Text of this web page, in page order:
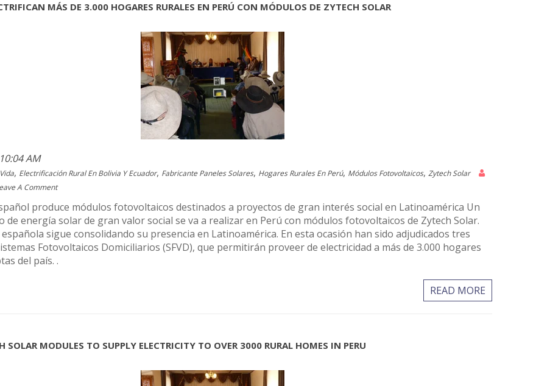
MÁS DE 3.000 HOGARES RURALES EN PERÚ CON MÓDULOS DE ZYTECH SOLAR
10:04 AM
, Electrificación Rural En Bolivia Y Ecuador, Fabricante Paneles Solares, Hogares Rurales En Perú, Módulos Fotovoltaicos, Zytech Solar
A Comment
produce módulos fotovoltaicos destinados a proyectos de gran interés social en Latinoamérica Un
de energía solar de gran valor social se va a realizar en Perú con módulos fotovoltaicos de Zytech Solar.
sigue consolidando su presencia en Latinoamérica. En esta ocasión han sido adjudicados tres
Fotovoltaicos Domiciliarios (SFVD), que permitirán proveer de electricidad a más de 3.000 hogares
del país. .
READ MORE
SOLAR MODULES TO SUPPLY ELECTRICITY TO OVER 3000 RURAL HOMES IN PERU